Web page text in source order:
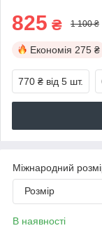
825 ₴ 1 100 ₴
Економія 275 ₴
770 ₴ від 5 шт.
Міжнародний
Розмір
В наявності